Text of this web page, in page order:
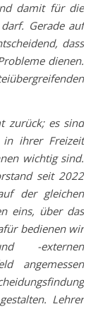
damit für die
Gerade auf
dass
dienen.
zurück; es sind
ihrer Freizeit
wichtig sind.
seit 2022
der gleichen
eins, über das
bedienen wir
-externen
angemessen
Lehrer